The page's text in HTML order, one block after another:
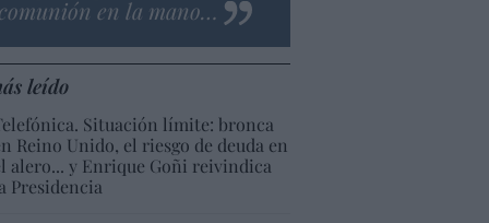
en la mano…
leído
Situación límite: bronca
Reino Unido, el riesgo de deuda en
alero... y Enrique Goñi reivindica
Presidencia